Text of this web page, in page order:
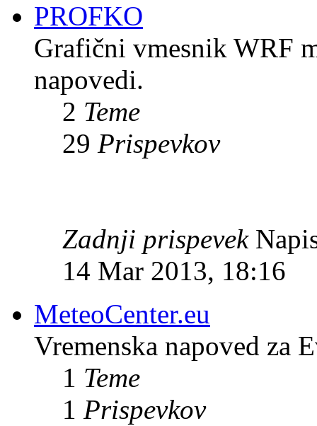
PROFKO
Grafični vmesnik WRF
napovedi.
2 Teme
29 Prispevkov
Zadnji prispevek
14 Mar 2013, 18:16
MeteoCenter.eu
Vremenska napoved za
1 Teme
1 Prispevkov